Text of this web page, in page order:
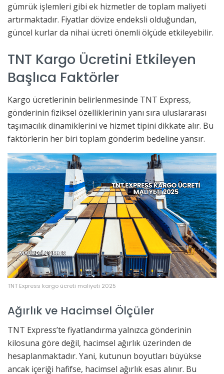
gümrük işlemleri gibi ek hizmetler de toplam maliyeti
artırmaktadır. Fiyatlar dövize endeksli olduğundan,
güncel kurlar da nihai ücreti önemli ölçüde etkileyebilir.
TNT Kargo Ücretini Etkileyen
Başlıca Faktörler
Kargo ücretlerinin belirlenmesinde TNT Express,
gönderinin fiziksel özelliklerinin yanı sıra uluslararası
taşımacılık dinamiklerini ve hizmet tipini dikkate alır. Bu
faktörlerin her biri toplam gönderim bedeline yansır.
TNT Express kargo ücreti maliyeti 2025
Ağırlık ve Hacimsel Ölçüler
TNT Express’te fiyatlandırma yalnızca gönderinin
kilosuna göre değil, hacimsel ağırlık üzerinden de
hesaplanmaktadır. Yani, kutunun boyutları büyükse
ancak içeriği hafifse, hacimsel ağırlık esas alınır. Bu